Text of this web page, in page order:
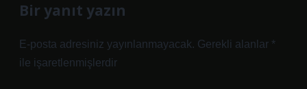
Bir yanıt yazın
E-posta adresiniz yayınlanmayacak. Gerekli alanlar *
ile işaretlenmişlerdir